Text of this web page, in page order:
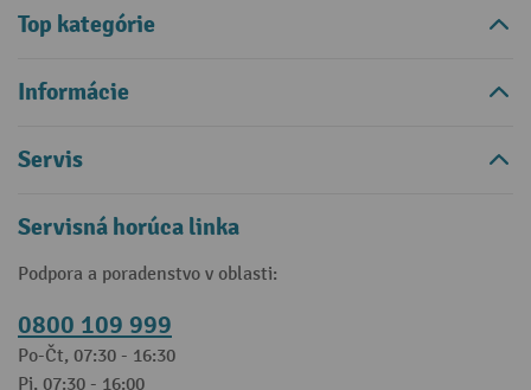
Top kategórie
Informácie
Servis
Servisná horúca linka
Podpora a poradenstvo v oblasti:
0800 109 999
Po-Čt, 07:30 - 16:30
Pi, 07:30 - 16:00